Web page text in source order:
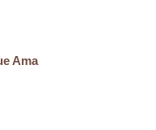
Ama